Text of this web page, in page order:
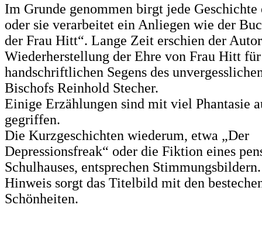
Im Grunde genommen birgt jede
oder sie ver­arbeitet ein Anliegen wie der
der Frau Hitt“. Lange Zeit erschien der
Wiederherstellung der Ehre von Frau Hitt
handschriftlichen Segens des
Bischofs Reinhold Stecher.
Einige Erzählungen sind mit viel Phantasie
gegriffen.
Die Kurzgeschichten wiederum, etwa „Der
Depressionsfreak“ oder die Fiktion eines
Schulhauses, ent­sprechen
Hinweis sorgt das Titelbild mit den
Schönheiten.